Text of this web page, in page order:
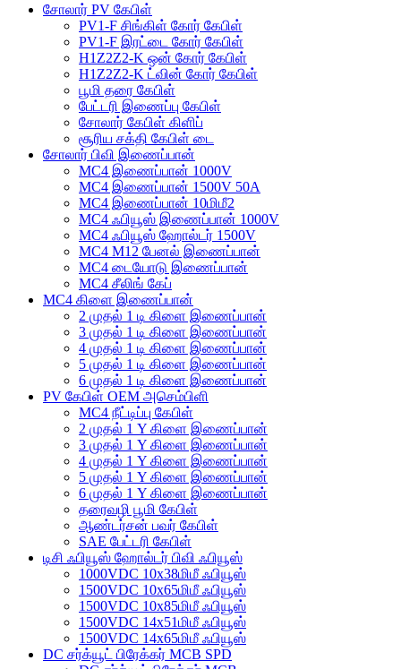
சோலார் PV கேபிள்
PV1-F சிங்கிள் கோர் கேபிள்
PV1-F இரட்டை கோர் கேபிள்
H1Z2Z2-K ஒன் கோர் கேபிள்
H1Z2Z2-K ட்வின் கோர் கேபிள்
பூமி தரை கேபிள்
பேட்டரி இணைப்பு கேபிள்
சோலார் கேபிள் கிளிப்
சூரிய சக்தி கேபிள் டை
சோலார் பிவி இணைப்பான்
MC4 இணைப்பான் 1000V
MC4 இணைப்பான் 1500V 50A
MC4 இணைப்பான் 10மிமீ2
MC4 ஃபியூஸ் இணைப்பான் 1000V
MC4 ஃபியூஸ் ஹோல்டர் 1500V
MC4 M12 பேனல் இணைப்பான்
MC4 டையோடு இணைப்பான்
MC4 சீலிங் கேப்
MC4 கிளை இணைப்பான்
2 முதல் 1 டி கிளை இணைப்பான்
3 முதல் 1 டி கிளை இணைப்பான்
4 முதல் 1 டி கிளை இணைப்பான்
5 முதல் 1 டி கிளை இணைப்பான்
6 முதல் 1 டி கிளை இணைப்பான்
PV கேபிள் OEM அசெம்பிளி
MC4 நீட்டிப்பு கேபிள்
2 முதல் 1 Y கிளை இணைப்பான்
3 முதல் 1 Y கிளை இணைப்பான்
4 முதல் 1 Y கிளை இணைப்பான்
5 முதல் 1 Y கிளை இணைப்பான்
6 முதல் 1 Y கிளை இணைப்பான்
தரைவழி பூமி கேபிள்
ஆண்டர்சன் பவர் கேபிள்
SAE பேட்டரி கேபிள்
டிசி ஃபியூஸ் ஹோல்டர் பிவி ஃபியூஸ்
1000VDC 10x38மிமீ ஃபியூஸ்
1500VDC 10x65மிமீ ஃபியூஸ்
1500VDC 10x85மிமீ ஃபியூஸ்
1500VDC 14x51மிமீ ஃபியூஸ்
1500VDC 14x65மிமீ ஃபியூஸ்
DC சர்க்யூட் பிரேக்கர் MCB SPD